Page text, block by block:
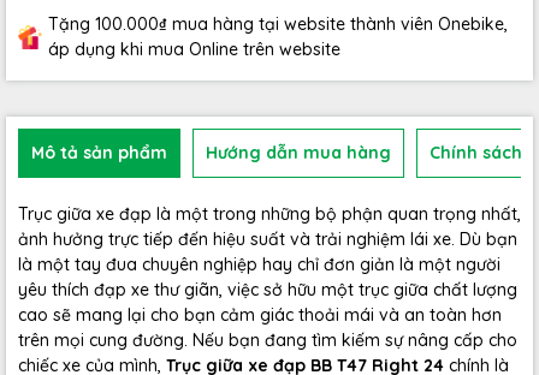
Tặng 100.000₫ mua hàng tại website thành viên Onebike,
áp dụng khi mua Online trên website
Mô tả sản phẩm Hướng dẫn mua hàng Chính sách
Trục giữa xe đạp là một trong những bộ phận quan trọng nhất,
ảnh hưởng trực tiếp đến hiệu suất và trải nghiệm lái xe. Dù bạn
là một tay đua chuyên nghiệp hay chỉ đơn giản là một người
yêu thích đạp xe thư giãn, việc sở hữu một trục giữa chất lượng
cao sẽ mang lại cho bạn cảm giác thoải mái và an toàn hơn
trên mọi cung đường. Nếu bạn đang tìm kiếm sự nâng cấp cho
chiếc xe của mình, Trục giữa xe đạp BB T47 Right 24 chính là